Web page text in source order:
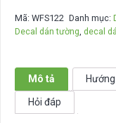
Confetti
số
lượng
Mã: WFS122 Danh mục:
Decal dán tường decal
Mô tả
Hỏi đáp